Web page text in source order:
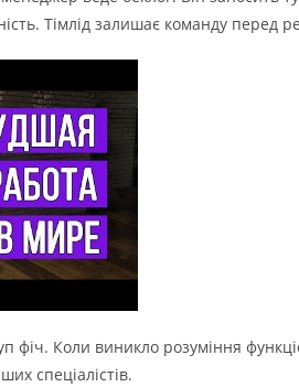
Тімлід залишає команду перед
Коли виникло розуміння
спеціалістів.